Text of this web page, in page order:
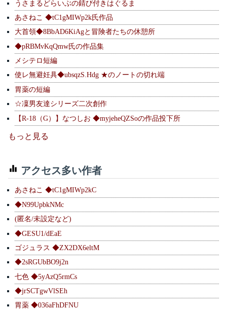
うさまるどらいぶの錆び付きはぐるま
あさねこ ◆tC1gMIWp2k氏作品
大首領◆8BbAD6KiAgと冒険者たちの休憩所
◆pRBMvKqQmw氏の作品集
メシテロ短編
使レ無避妊具◆ubsqzS.Hdg ★のノートの切れ端
胃薬の短編
☆凜男友達シリーズ二次創作
【R-18（G）】なつしお ◆myjeheQZSoの作品投下所
もっと見る
アクセス多い作者
あさねこ ◆tC1gMIWp2kC
◆N99UpbkNMc
(匿名/未設定など)
◆GESU1/dEaE
ゴジュラス ◆ZX2DX6eltM
◆2sRGUbBO9j2n
七色 ◆5yAzQ5rmCs
◆jrSCTgwVlSEh
胃薬 ◆036aFhDFNU